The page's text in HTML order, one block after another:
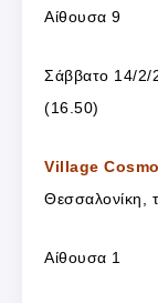
Αίθουσα 9
Σάββατο 14/2/
(16.50)
Village
Θεσσαλονίκη,
Αίθουσα 1